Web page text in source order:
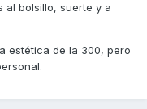
al bolsillo, suerte y a
estética de la 300, pero